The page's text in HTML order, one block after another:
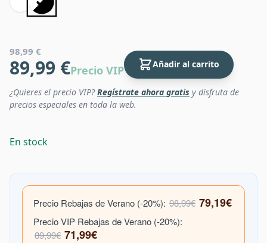
98,99 €
89,99 €Precio VIP Añadir al carrito
¿Quieres el precio VIP?Regístrate ahora gratis y disfruta de
precios especiales en toda la web.
En stock
Precio Rebajas de Verano (-20%): 98,99€ 79,19€
Precio VIP Rebajas de Verano (-20%):
89,99€ 71,99€